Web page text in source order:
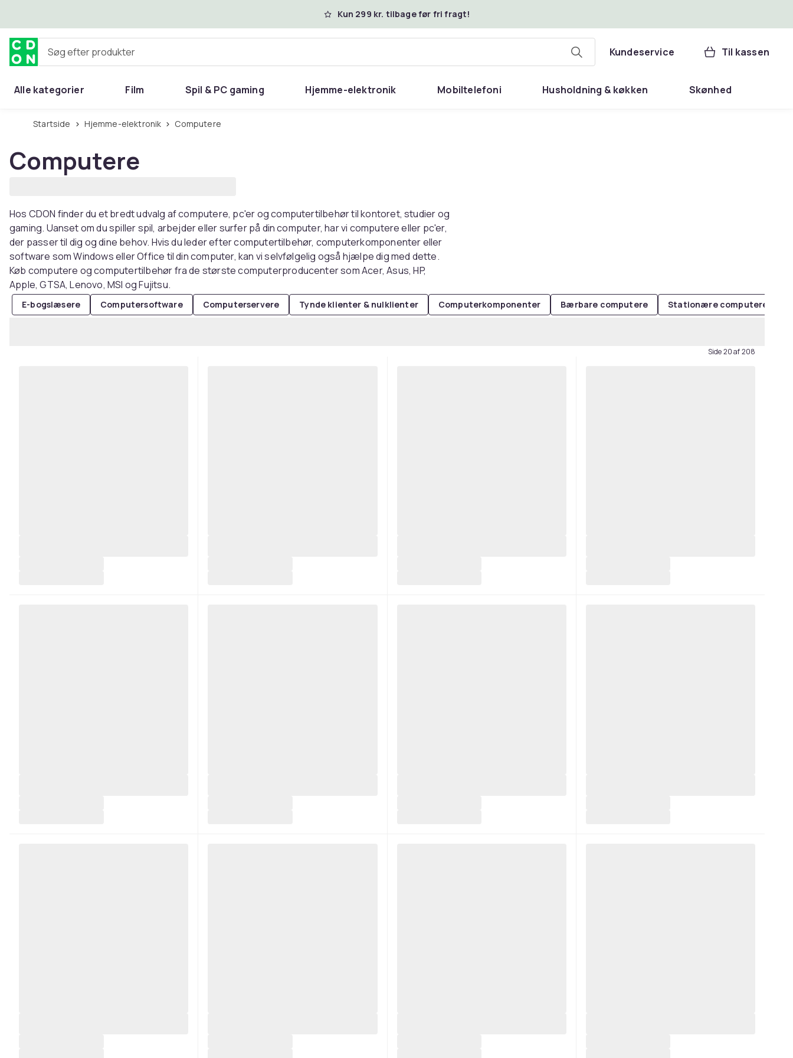
Kun 299 kr. tilbage før fri fragt!
Søg efter produkter Kundeservice Til kassen
Alle kategorier Film Spil & PC gaming Hjemme-elektronik Mobiltelefoni Husholdning & køkken Skønhed
Hjem & have
Startside Hjemme-elektronik Computere
Computere
Hos CDON finder du et bredt udvalg af computere, pc'er og computertilbehør til kontoret, studier og
gaming. Uanset om du spiller spil, arbejder eller surfer på din computer, har vi computere eller pc'er,
der passer til dig og dine behov. Hvis du leder efter computertilbehør, computerkomponenter eller
software som Windows eller Office til din computer, kan vi selvfølgelig også hjælpe dig med dette.
Køb computere og computertilbehør fra de største computerproducenter som Acer, Asus, HP,
Apple, GTSA, Lenovo, MSI og Fujitsu.
E-bogslæsere Computersoftware Computerservere Tynde klienter & nulklienter Computerkomponenter Bærbare computere Stationære computere
Side 20 af 208